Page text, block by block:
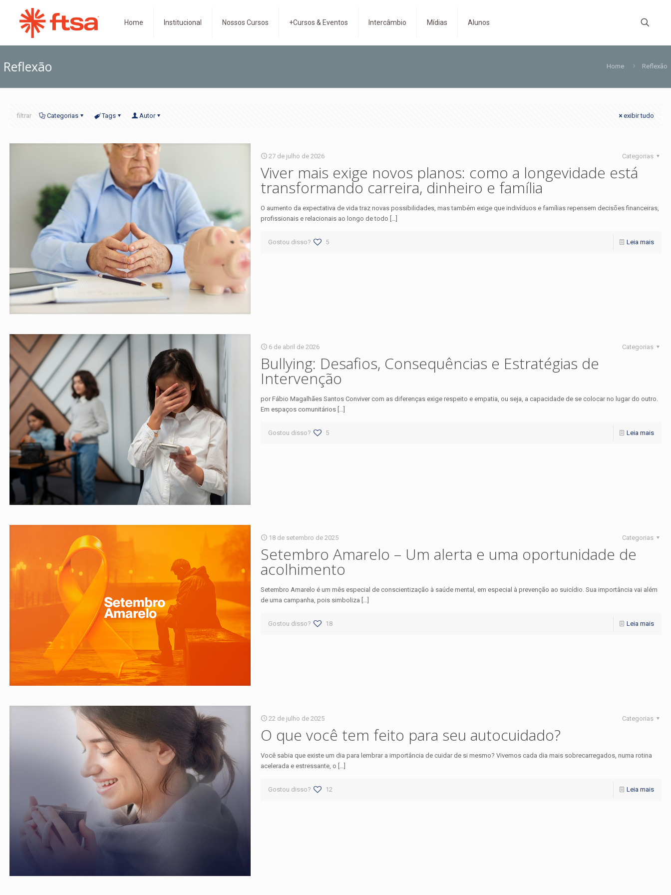
Home Institucional Nossos Cursos +Cursos & Eventos Intercâmbio Mídias Alunos
Reflexão Home Reflexão
filtrar Categorias Tags Autor exibir tudo
27 de julho de 2026 Categorias
Viver mais exige novos planos: como a longevidade está
transformando carreira, dinheiro e família
O aumento da expectativa de vida traz novas possibilidades, mas também exige que indivíduos e famílias repensem decisões financeiras,
profissionais e relacionais ao longo de todo […]
Gostou disso? 5 Leia mais
6 de abril de 2026 Categorias
Bullying: Desafios, Consequências e Estratégias de
Intervenção
por Fábio Magalhães Santos Conviver com as diferenças exige respeito e empatia, ou seja, a capacidade de se colocar no lugar do outro.
Em espaços comunitários
Gostou disso? 5 Leia mais
18 de setembro de 2025 Categorias
Setembro Amarelo – Um alerta e uma oportunidade de
acolhimento
Setembro Amarelo é um mês especial de conscientização à saúde mental, em especial à prevenção ao suicídio. Sua importância vai além
de uma campanha, pois simboliza […]
Gostou disso? 18 Leia mais
22 de julho de 2025 Categorias
O que você tem feito para seu autocuidado?
Você sabia que existe um dia para lembrar a importância de cuidar de si mesmo? Vivemos cada dia mais sobrecarregados, numa rotina
acelerada e estressante, o […]
Gostou disso? 12 Leia mais